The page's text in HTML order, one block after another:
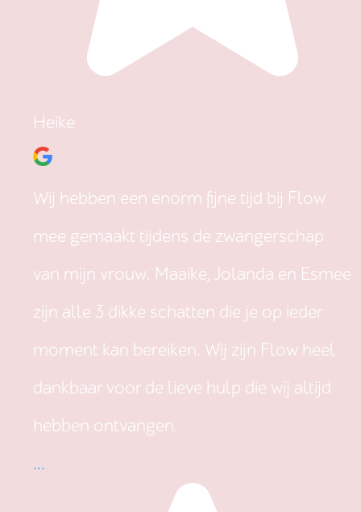
Heike
Wij hebben een enorm fijne tijd bij Flow
mee gemaakt tijdens de zwangerschap
van mijn vrouw. Maaike, Jolanda en Esmee
zijn alle 3 dikke schatten die je op ieder
moment kan bereiken. Wij zijn Flow heel
dankbaar voor de lieve hulp die wij altijd
hebben ontvangen.
...